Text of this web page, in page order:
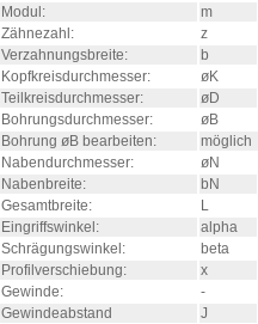
Modul:
m
Zähnezahl:
z
Verzahnungsbreite:
b
Kopfkreisdurchmesser:
øK
Teilkreisdurchmesser:
øD
Bohrungsdurchmesser:
øB
Bohrung øB bearbeiten:
möglich
Nabendurchmesser:
øN
Nabenbreite:
bN
Gesamtbreite:
L
Eingriffswinkel:
alpha
Schrägungswinkel:
beta
Profilverschiebung:
x
Gewinde:
-
Gewindeabstand
J